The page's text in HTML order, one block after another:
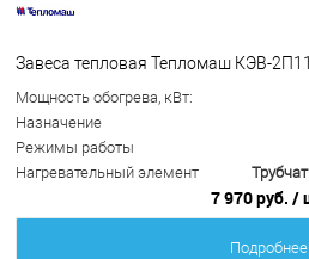
Завеса тепловая Тепломаш КЭВ-
Мощность обогрева, кВт:
Назначение
Режимы работы
Нагревательный элемент
7 970 руб. /
Подробнее